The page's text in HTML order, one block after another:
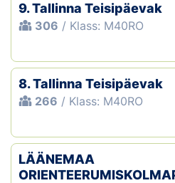
9. Tallinna Teisipäevak
306 / Klass: M40RO
8. Tallinna Teisipäevak
266 / Klass: M40RO
LÄÄNEMAA